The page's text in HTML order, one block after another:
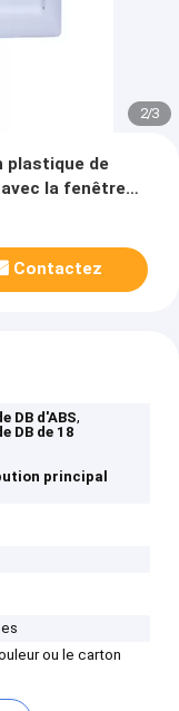
2/3
plastique de
avec la fenêtre
Contactez
DB d'ABS,
DB de 18
principal
ou le carton